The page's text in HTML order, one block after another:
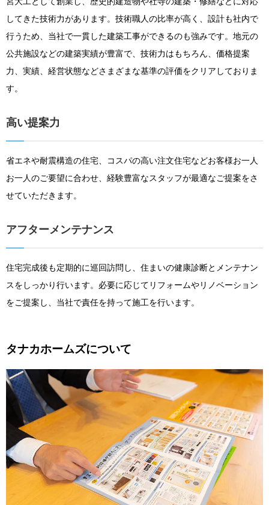
してきた技術力があります。技術職人の比率が高く、設計も社内で
行うため、当社で一貫した建築工事ができるのも強みです。地元の
公共施設などの建築実績が豊富で、技術力はもちろん、価格提案
力、実績、経営状態などさまざまな基準の評価をクリアしておりま
す。
高い提案力
省エネや耐震構造の住宅、コスパの高い注文住宅などお客様お一人
お一人のご要望に合わせ、経験豊富なスタッフが最適なご提案をさ
せていただきます。
アフターメンテナンス
住宅完成後も定期的に巡回訪問し、住まいの健康診断とメンテナン
スをしっかり行います。必要に応じてリフォームやリノベーション
をご提案し、当社で責任を持って施工を行います。
タナカホームズについて